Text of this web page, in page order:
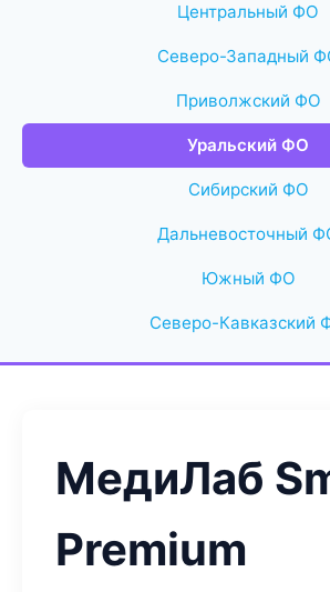
Центральный ФО
Северо-Западный
Приволжский ФО
Уральский ФО
Сибирский ФО
Дальневосточный
Южный ФО
Северо-Кавказский
МедиЛаб
Premium